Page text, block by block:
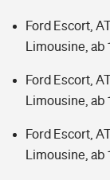
Ford Escort,
Limousine, ab
Ford Escort,
Limousine, ab
Ford Escort,
Limousine, ab